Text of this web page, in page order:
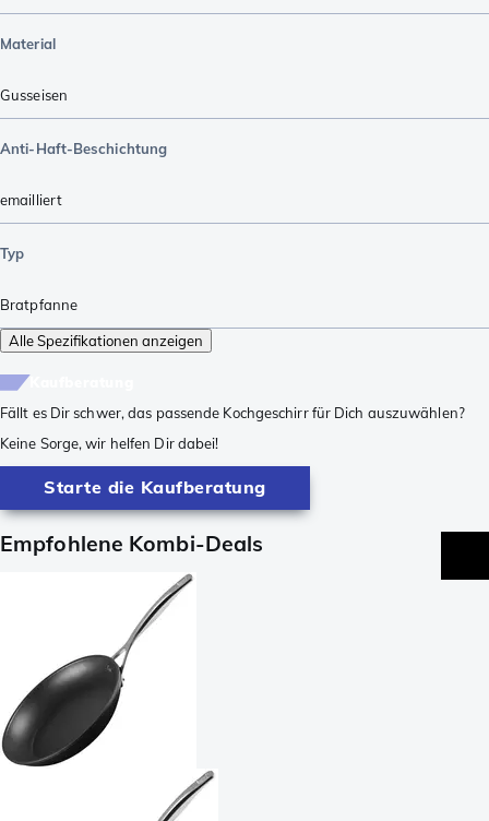
Material
Gusseisen
Anti-Haft-Beschichtung
emailliert
Typ
Bratpfanne
Alle Spezifikationen anzeigen
Fällt es Dir schwer, das passende Kochgeschirr für Dich auszuwählen?
Keine Sorge, wir helfen Dir dabei!
Starte die Kaufberatung
Empfohlene Kombi-Deals